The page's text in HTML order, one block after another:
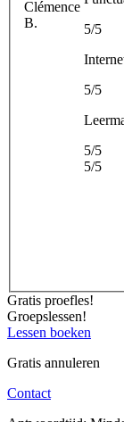
Clémence
B.
5/5
5/5
5/5
5/5
Gratis proefles!
Groepslessen!
Lessen boeken
Gratis annuleren
Contact